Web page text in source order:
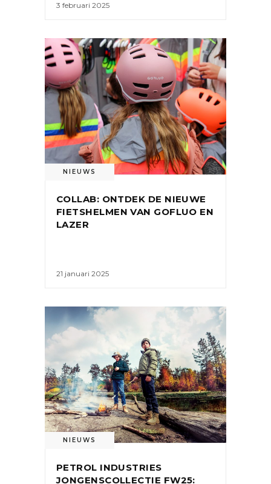
3 februari 2025
NIEUWS
COLLAB: ONTDEK DE NIEUWE
FIETSHELMEN VAN GOFLUO EN
LAZER
21 januari 2025
NIEUWS
PETROL INDUSTRIES
JONGENSCOLLECTIE FW25: